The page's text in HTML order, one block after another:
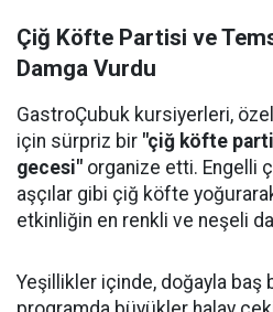
Çiğ Köfte Partisi ve
Damga Vurdu
GastroÇubuk kursiyerleri,
için sürpriz bir "çiğ köfte
gecesi" organize etti. Engelli
aşçılar gibi çiğ köfte
etkinliğin en renkli ve neşeli
Yeşillikler içinde, doğayla baş